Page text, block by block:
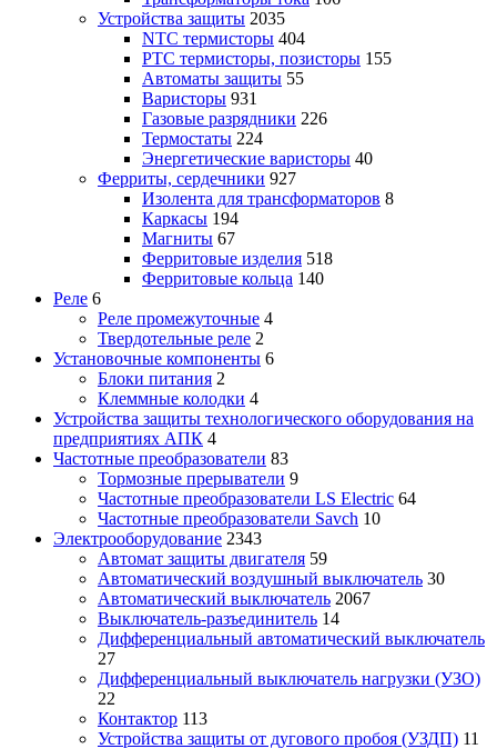
Устройства защиты 2035
NTC термисторы 404
PTC термисторы, позисторы 155
Автоматы защиты 55
Варисторы 931
Газовые разрядники 226
Термостаты 224
Энергетические варисторы 40
Ферриты, сердечники 927
Изолента для трансформаторов 8
Каркасы 194
Магниты 67
Ферритовые изделия 518
Ферритовые кольца 140
Реле 6
Реле промежуточные 4
Твердотельные реле 2
Установочные компоненты 6
Блоки питания 2
Клеммные колодки 4
Устройства защиты технологического оборудования на
предприятиях АПК 4
Частотные преобразователи 83
Тормозные прерыватели 9
Частотные преобразователи LS Electric 64
Частотные преобразователи Savch 10
Электрооборудование 2343
Автомат защиты двигателя 59
Автоматический воздушный выключатель 30
Автоматический выключатель 2067
Выключатель-разъединитель 14
Дифференциальный автоматический выключатель
27
Дифференциальный выключатель нагрузки (УЗО)
22
Контактор 113
Устройства защиты от дугового пробоя (УЗДП) 11